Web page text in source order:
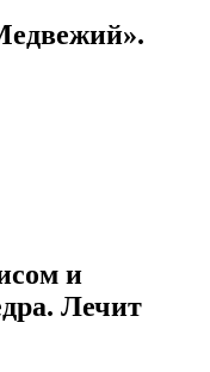
и
Лечит